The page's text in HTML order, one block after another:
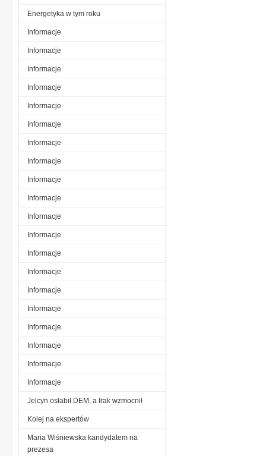
Energetyka w tym roku
Informacje
Informacje
Informacje
Informacje
Informacje
Informacje
Informacje
Informacje
Informacje
Informacje
Informacje
Informacje
Informacje
Informacje
Informacje
Informacje
Informacje
Informacje
Informacje
Informacje
Jelcyn osłabił DEM, a Irak wzmocnił
Kolej na ekspertów
Maria Wiśniewska kandydatem na
prezesa